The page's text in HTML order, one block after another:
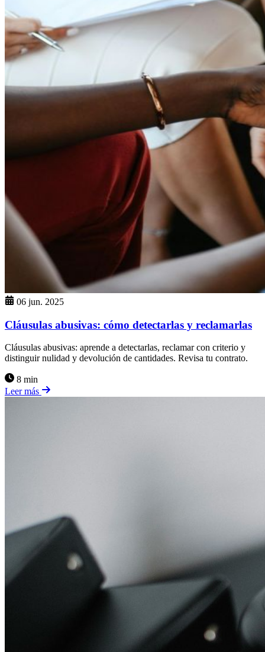
06 jun. 2025
Cláusulas abusivas: cómo detectarlas y reclamarlas
Cláusulas abusivas: aprende a detectarlas, reclamar con criterio y
distinguir nulidad y devolución de cantidades. Revisa tu contrato.
8 min
Leer más